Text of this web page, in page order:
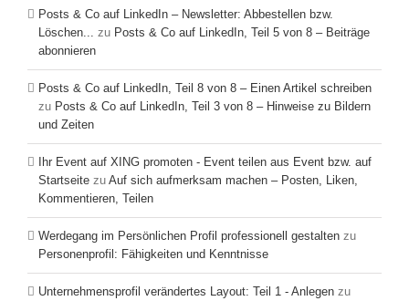
Posts & Co auf LinkedIn – Newsletter: Abbestellen bzw.
Löschen...
zu Posts & Co auf LinkedIn, Teil 5 von 8 – Beiträge
abonnieren
Posts & Co auf LinkedIn, Teil 8 von 8 – Einen Artikel schreiben
zu Posts & Co auf LinkedIn, Teil 3 von 8 – Hinweise zu Bildern
und Zeiten
Ihr Event auf XING promoten - Event teilen aus Event bzw. auf
Startseite zu Auf sich aufmerksam machen – Posten, Liken,
Kommentieren, Teilen
Werdegang im Persönlichen Profil professionell gestalten zu
Personenprofil: Fähigkeiten und Kenntnisse
Unternehmensprofil verändertes Layout: Teil 1 - Anlegen zu